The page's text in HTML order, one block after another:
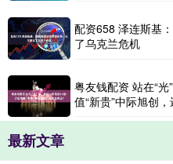
配资658 泽连斯基
了乌克兰危机
粤友钱配资 站在“
值“新贵”中际旭创
最新文章